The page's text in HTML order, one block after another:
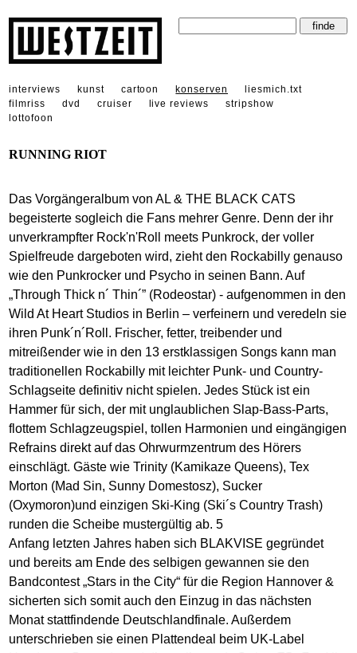
interviews kunst cartoon konserven
liesmich.txt
filmriss
dvd cruiser live reviews
stripshow
lottofoon
RUNNING RIOT
Das Vorgängeralbum von AL & THE BLACK CATS
begeisterte sogleich die Fans mehrer Genre. Denn der ihr
unverkrampfter Rock'n'Roll meets Punkrock, der voller
Spielfreude dargeboten wird, zieht den Rockabilly genauso
wie den Punkrocker und Psycho in seinen Bann. Auf
„Through Thick n´ Thin´” (Rodeostar) - aufgenommen in den
Wild At Heart Studios in Berlin – verfeinern und veredeln sie
ihren Punk´n´Roll. Frischer, fetter, treibender und
mitreißender wie in den 13 erstklassigen Songs kann man
traditionellen Rockabilly mit leichter Punk- und Country-
Schlagseite definitiv nicht spielen. Jedes Stück ist ein
Hammer für sich, der mit unglaublichen Slap-Bass-Parts,
flottem Schlagzeugspiel, tollen Harmonien und eingängigen
Refrains direkt auf das Ohrwurmzentrum des Hörers
einschlägt. Gäste wie Trinity (Kamikaze Queens), Tex
Morton (Mad Sin, Sunny Domestosz), Sucker
(Oxymoron)und einzigen Ski-King (Ski´s Country Trash)
runden die Scheibe mustergültig ab. 5
Anfang letzten Jahres haben sich BLAKVISE gegründet
und bereits am Ende des selbigen gewannen sie den
Bandcontest „Stars in the City“ für die Region Hannover &
sicherten sich somit auch den Einzug in das nächsten
Monat stattfindende Deutschlandfinale. Außerdem
unterschrieben sie einen Plattendeal beim UK-Label